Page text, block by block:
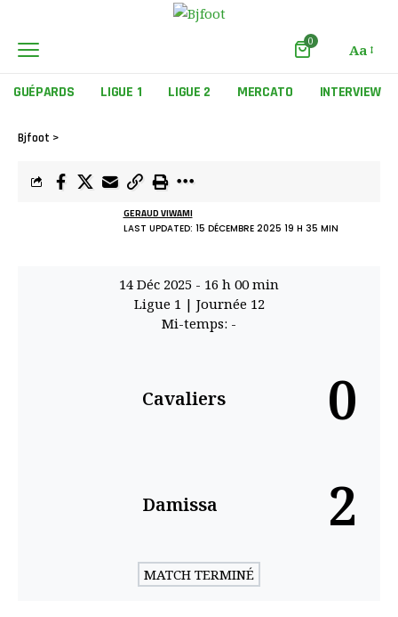
0 Aa
GUÉPARDS LIGUE 1 LIGUE 2 MERCATO INTERVIEW
Bjfoot >
LAST UPDATED: 15 DÉCEMBRE 2025 19 H 35 MIN
GERAUD VIWAMI
14 Déc 2025 - 16 h 00 min
Ligue 1 | Journée 12
Mi-temps: -
Cavaliers 0
Damissa 2
MATCH TERMINÉ